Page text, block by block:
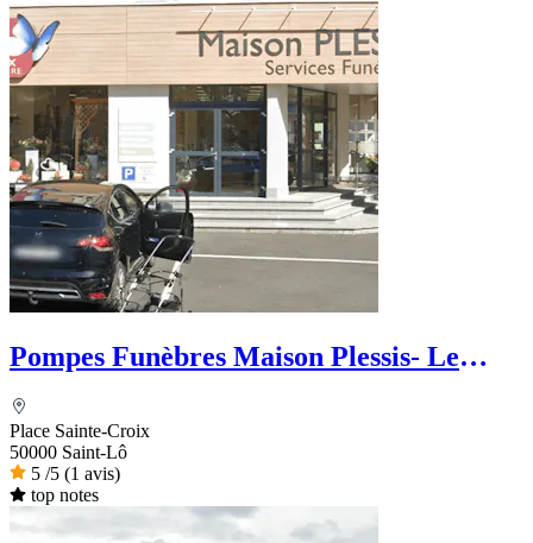
Pompes Funèbres Maison Plessis- Le
Place Sainte-Croix
50000 Saint-Lô
5 /5 (1 avis)
top notes